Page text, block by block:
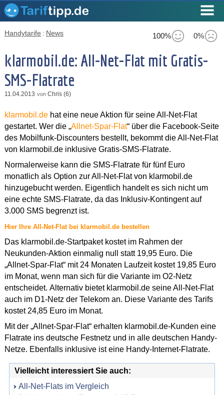
100% 0%
Handytarife : News
klarmobil.de: All-Net-Flat mit Gratis-
SMS-Flatrate
11.04.2013 von Chris (6)
klarmobil.dehat eine neue Aktion für seine All-Net-Flat
gestartet. Wer die „Allnet-Spar-Flat“ über die Facebook-Seite
des Mobilfunk-Discounters bestellt, bekommt die All-Net-Flat
von klarmobil.de inklusive Gratis-SMS-Flatrate.
Normalerweise kann die SMS-Flatrate für fünf Euro
monatlich als Option zur All-Net-Flat von klarmobil.de
hinzugebucht werden. Eigentlich handelt es sich nicht um
eine echte SMS-Flatrate, da das Inklusiv-Kontingent auf
3.000 SMS begrenzt ist.
Hier Ihre All-Net-Flat bei klarmobil.de bestellen
Das klarmobil.de-Startpaket kostet im Rahmen der
Neukunden-Aktion einmalig null statt 19,95 Euro. Die
„Allnet-Spar-Flat“ mit 24 Monaten Laufzeit kostet 19,85 Euro
im Monat, wenn man sich für die Variante im O2-Netz
entscheidet. Alternativ bietet klarmobil.de seine All-Net-Flat
auch im D1-Netz der Telekom an. Diese Variante des Tarifs
kostet 24,85 Euro im Monat.
Mit der „Allnet-Spar-Flat“ erhalten klarmobil.de-Kunden eine
Flatrate ins deutsche Festnetz und in alle deutschen Handy-
Netze. Ebenfalls inklusive ist eine Handy-Internet-Flatrate.
Vielleicht interessiert Sie auch:
All-Net-Flats im Vergleich